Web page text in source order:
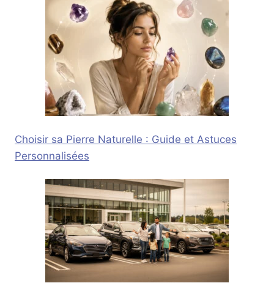
Choisir sa Pierre Naturelle : Guide et Astuces
Personnalisées